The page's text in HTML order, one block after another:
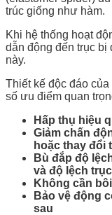
trúc giống như hàm.
Khi hệ thống hoạt
dẫn động đến trục bị
này.
Thiết kế độc đáo của
số ưu điểm quan
Hấp thụ hiệu
Giảm chấn
hoặc thay đổi
Bù đắp độ
và độ lệch
Không cần
Bảo vệ động
sau